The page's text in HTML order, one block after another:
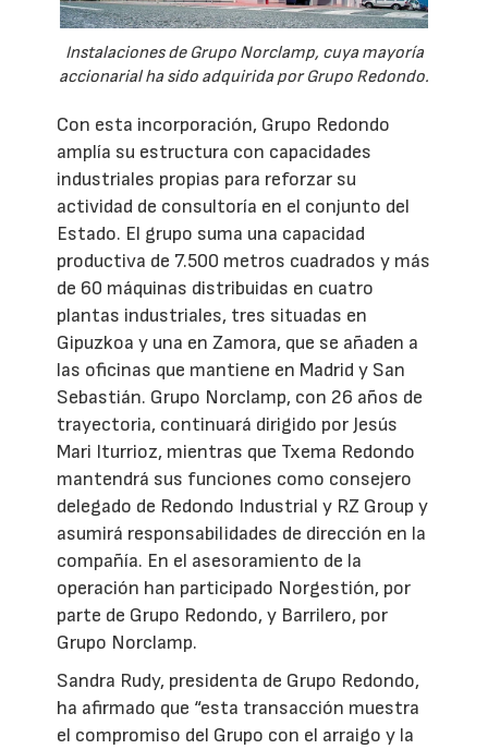
Instalaciones de Grupo Norclamp, cuya mayoría
accionarial ha sido adquirida por Grupo Redondo.
Con esta incorporación, Grupo Redondo
amplía su estructura con capacidades
industriales propias para reforzar su
actividad de consultoría en el conjunto del
Estado. El grupo suma una capacidad
productiva de 7.500 metros cuadrados y más
de 60 máquinas distribuidas en cuatro
plantas industriales, tres situadas en
Gipuzkoa y una en Zamora, que se añaden a
las oficinas que mantiene en Madrid y San
Sebastián. Grupo Norclamp, con 26 años de
trayectoria, continuará dirigido por Jesús
Mari Iturrioz, mientras que Txema Redondo
mantendrá sus funciones como consejero
delegado de Redondo Industrial y RZ Group y
asumirá responsabilidades de dirección en la
compañía. En el asesoramiento de la
operación han participado Norgestión, por
parte de Grupo Redondo, y Barrilero, por
Grupo Norclamp.
Sandra Rudy, presidenta de Grupo Redondo,
ha afirmado que “esta transacción muestra
el compromiso del Grupo con el arraigo y la